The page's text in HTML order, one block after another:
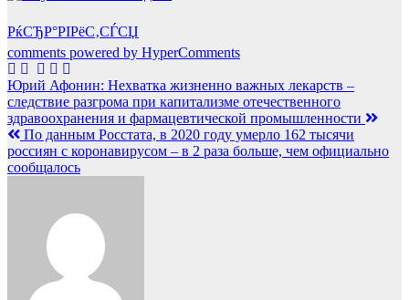
РќСЂР°РІРёС‚СЃСЏ
comments powered by HyperComments
Навигация
по
записям
Юрий Афонин: Нехватка жизненно важных лекарств –
следствие разгрома при капитализме отечественного
здравоохранения и фармацевтической промышленности
По данным Росстата, в 2020 году умерло 162 тысячи
россиян с коронавирусом – в 2 раза больше, чем официально
сообщалось